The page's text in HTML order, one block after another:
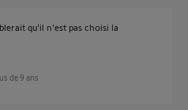
qu'il n'est pas choisi la
de 9 ans